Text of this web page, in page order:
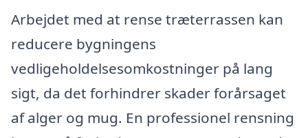
Arbejdet med at rense træterrassen kan
reducere bygningens
vedligeholdelsesomkostninger på lang
sigt, da det forhindrer skader forårsaget
af alger og mug. En professionel rensning